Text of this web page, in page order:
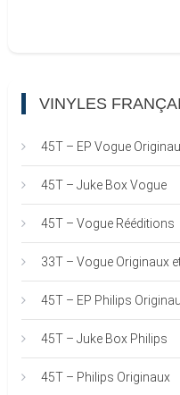
VINYLES
45T – EP Vogue
45T – Juke Box Vogue
45T – Vogue Rééditions
33T – Vogue Originaux
45T – EP Philips
45T – Juke Box Philips
45T – Philips Originaux